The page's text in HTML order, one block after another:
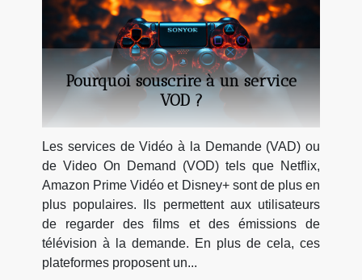
Pourquoi souscrire à un service
VOD ?
Les services de Vidéo à la Demande (VAD) ou
de Video On Demand (VOD) tels que Netflix,
Amazon Prime Vidéo et Disney+ sont de plus en
plus populaires. Ils permettent aux utilisateurs
de regarder des films et des émissions de
télévision à la demande. En plus de cela, ces
plateformes proposent un...